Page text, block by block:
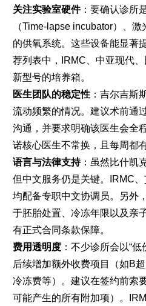
关注实验室硬件：要确认诊所
（Time-lapse incubator）、
的供氧系统。这些设备能显著
荐列表中，IRMC、中亚现代
新型号的培养箱。
医生团队的稳定性：吉尔吉斯
流动频繁的情况。建议术前通
沟通，并要求明确该医生会全
诺核心医生不常换，且每周都
语言与法律支持：虽然比什凯
但中文服务仍是关键。IRMC
均配备专职中文协调员。另外
于胚胎处置、冷冻年限以及亲
有正式合同条款保障。
费用透明度：不少诊所会以“低
后续增加额外收费项目（如B
冷冻费等）。建议在签约前索
可能产生的所有附加项）。